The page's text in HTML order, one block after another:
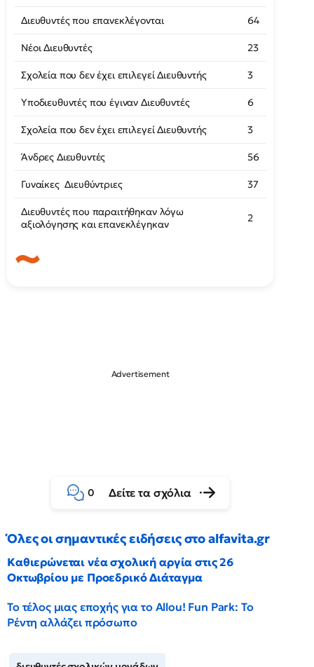
Διευθυντές που επανεκλέγονται 64
Νέοι Διευθυντές 23
Σχολεία που δεν έχει επιλεγεί Διευθυντής 3
Υποδιευθυντές που έγιναν Διευθυντές 6
Σχολεία που δεν έχει επιλεγεί Διευθυντής 3
Άνδρες Διευθυντές 56
Γυναίκες Διευθύντριες 37
Διευθυντές που παραιτήθηκαν λόγω
αξιολόγησης και επανεκλέγηκαν
2
0 Δείτε τα σχόλια
Όλες οι σημαντικές ειδήσεις στο alfavita.gr
Καθιερώνεται νέα σχολική αργία στις 26
Οκτωβρίου με Προεδρικό Διάταγμα
Το τέλος μιας εποχής για το Allou! Fun Park: Το
Ρέντη αλλάζει πρόσωπο